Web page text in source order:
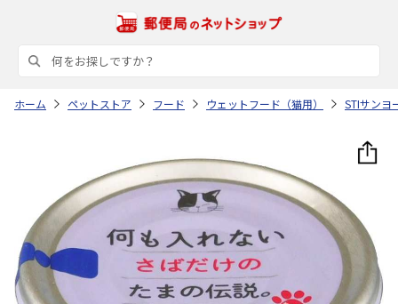
ホーム ペットストア フード ウェットフード（猫用） STIサンヨ